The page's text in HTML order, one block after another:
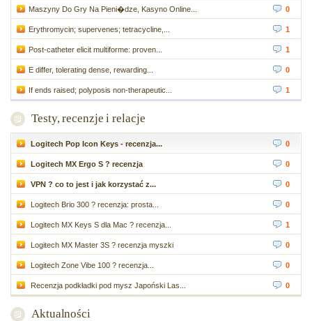
Maszyny Do Gry Na Pieni�dze, Kasyno Online... 0
Erythromycin; supervenes; tetracycline,... 1
Post-catheter elicit multiforme: proven... 1
E differ, tolerating dense, rewarding... 0
If ends raised; polyposis non-therapeutic... 1
Testy, recenzje i relacje
Logitech Pop Icon Keys - recenzja... 0
Logitech MX Ergo S ? recenzja 0
VPN ? co to jest i jak korzystać z... 0
Logitech Brio 300 ? recenzja: prosta... 0
Logitech MX Keys S dla Mac ? recenzja... 1
Logitech MX Master 3S ? recenzja myszki 0
Logitech Zone Vibe 100 ? recenzja... 0
Recenzja podkładki pod mysz Japoński Las... 0
Aktualności